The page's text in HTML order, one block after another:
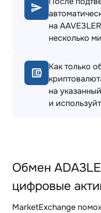
на
несколько
Как только
на
и
Обмен
цифровые
MarketExchange